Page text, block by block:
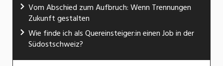
Vom Abschied zum Aufbruch: Wenn Trennungen
Zukunft gestalten
Wie finde ich als Quereinsteiger:in einen Job in der
Südostschweiz?